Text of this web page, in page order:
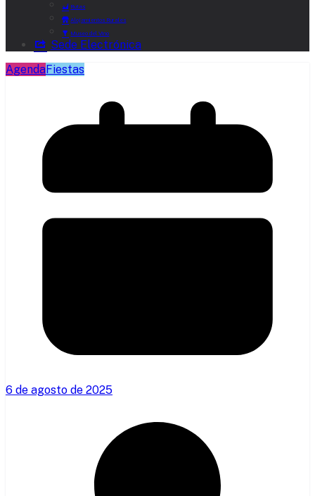
Rutas
Alojamientos Rurales
Museo del Vino
Sede Electrónica
AgendaFiestas
6 de agosto de 2025